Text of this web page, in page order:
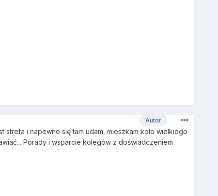
Autor
i napewno się tam udam, mieszkam koło wielkiego
Porady i wsparcie kolegów z doświadczeniem